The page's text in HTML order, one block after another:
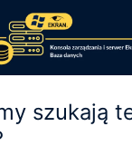
szukają